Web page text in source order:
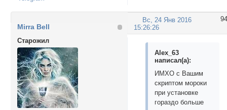
94
Вс, 24 Янв 2016
15:26:26
Mirra Bell
Cтарожил
Alex_63
написал(а):
ИМХО с Вашим
скриптом мороки
при установке
гораздо больше